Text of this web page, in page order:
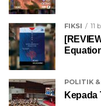
FIKSI 11
POLITIK